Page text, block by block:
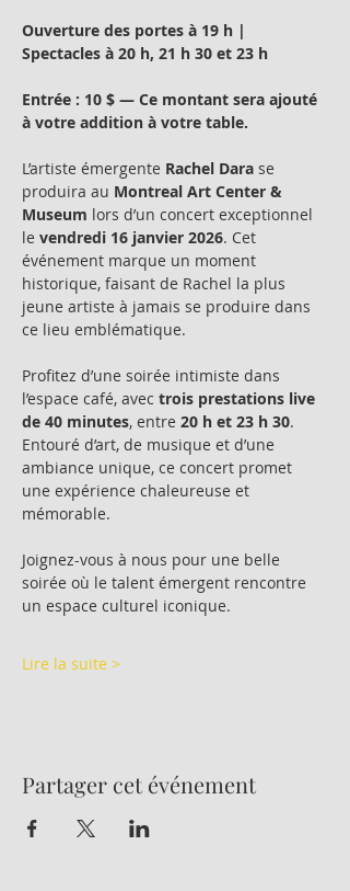
Ouverture des portes à 19 h |
Spectacles à 20 h, 21 h 30 et 23 h
Entrée : 10 $ — Ce montant sera ajouté
à votre addition à votre table.
L’artiste émergente Rachel Dara se
produira au Montreal Art Center &
Museum lors d’un concert exceptionnel
le vendredi 16 janvier 2026. Cet
événement marque un moment
historique, faisant de Rachel la plus
jeune artiste à jamais se produire dans
ce lieu emblématique.
Profitez d’une soirée intimiste dans
l’espace café, avec trois prestations live
de 40 minutes, entre 20 h et 23 h 30.
Entouré d’art, de musique et d’une
ambiance unique, ce concert promet
une expérience chaleureuse et
mémorable.
Joignez-vous à nous pour une belle
soirée où le talent émergent rencontre
un espace culturel iconique.
Lire la suite >
Partager cet événement